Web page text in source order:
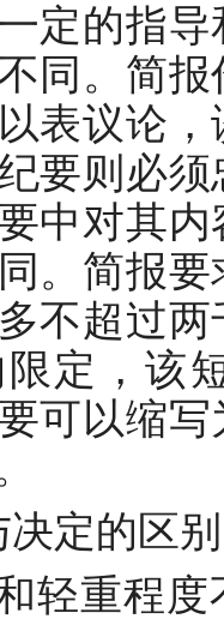
定的指
同。简
表议论
要则必
中对其
。简报
不超过
定，该
可以缩
定的区别
轻重程